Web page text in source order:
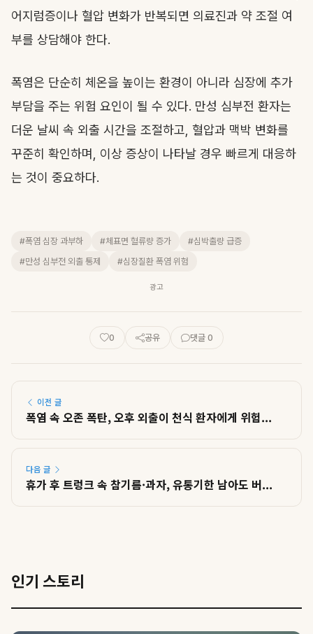
어지럼증이나 혈압 변화가 반복되면 의료진과 약 조절 여
부를 상담해야 한다.
폭염은 단순히 체온을 높이는 환경이 아니라 심장에 추가
부담을 주는 위험 요인이 될 수 있다. 만성 심부전 환자는
더운 날씨 속 외출 시간을 조절하고, 혈압과 맥박 변화를
꾸준히 확인하며, 이상 증상이 나타날 경우 빠르게 대응하
는 것이 중요하다.
#폭염 심장 과부하 #체표면 혈류량 증가
#심박출량 급증
#만성 심부전 외출 통제
#심장질환 폭염 위험
광고
0 공유 댓글 0
이전 글
폭염 속 오존 폭탄, 오후 외출이 천식 환자에게 위험...
다음 글
휴가 후 트렁크 속 참기름·과자, 유통기한 남아도 버...
인기 스토리